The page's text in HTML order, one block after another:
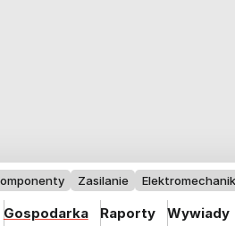
Zasilanie
Gospodarka Raporty Wywiady